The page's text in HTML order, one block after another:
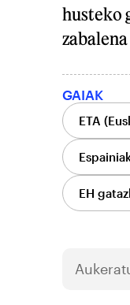
husteko
GAIAK
ETA
EH